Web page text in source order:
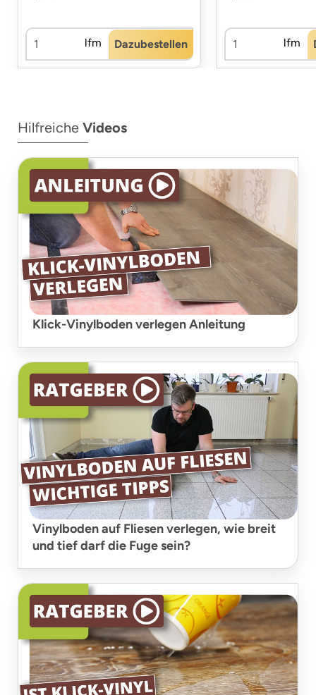
lfm Dazubestellen lfm
Hilfreiche Videos
Klick-Vinylboden verlegen Anleitung
Vinylboden auf Fliesen verlegen, wie breit
und tief darf die Fuge sein?